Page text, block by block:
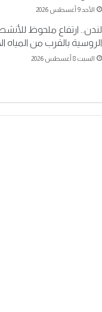
الأحد 9 أغسطس 2026
لندن.. ارتفاع ملحوظ
الروسية بالقرب من المياه
السبت 8 أغسطس 2026